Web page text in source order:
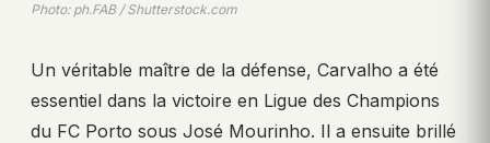
Photo: ph.FAB / Shutterstock.com
Un véritable maître de la défense, Carvalho a été
essentiel dans la victoire en Ligue des Champions
du FC Porto sous José Mourinho. Il a ensuite brillé